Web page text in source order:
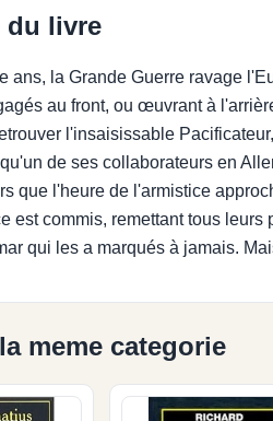
du livre
ans, la Grande Guerre ravage
au front, ou œuvrant à
l'insaisissable
de ses collaborateurs en
que l'heure de l'armistice
est commis, remettant tous
qui les a marqués à jamais.
meme categorie